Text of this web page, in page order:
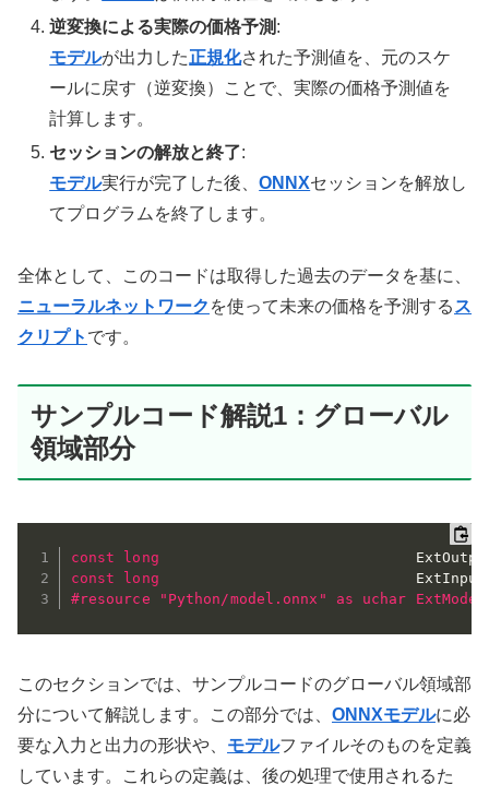
逆変換による実際の価格予測 :
モデルが出力した正規化された予測値を、元のスケ
ールに戻す（逆変換）ことで、実際の価格予測値を
計算します。
セッションの解放と終了:
モデル実行が完了した後、ONNXセッションを解放し
てプログラムを終了します。
全体として、このコードは取得した過去のデータを基に、
ニューラルネットワーク を使って未来の価格を予測する ス
クリプト です。
サンプルコード解説1：グローバル
領域部分
const long
const
long
#resource "Python/model.onnx" as
このセクションでは、サンプルコードのグローバル領域部
分について解説します。この部分では、 ONNXモデルに必
要な入力と出力の形状や、 モデルファイルそのものを定義
しています。これらの定義は、後の処理で使用されるた